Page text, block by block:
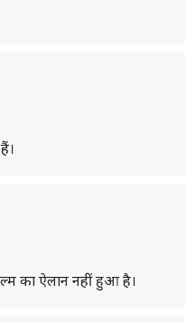
का ऐलान नहीं हुआ है।